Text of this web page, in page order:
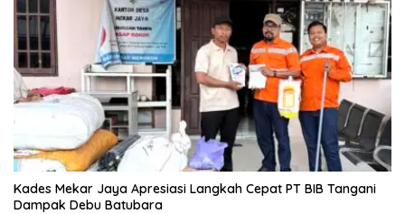
Kades Mekar Jaya Apresiasi Langkah Cepat PT BIB Tangani
Dampak Debu Batubara